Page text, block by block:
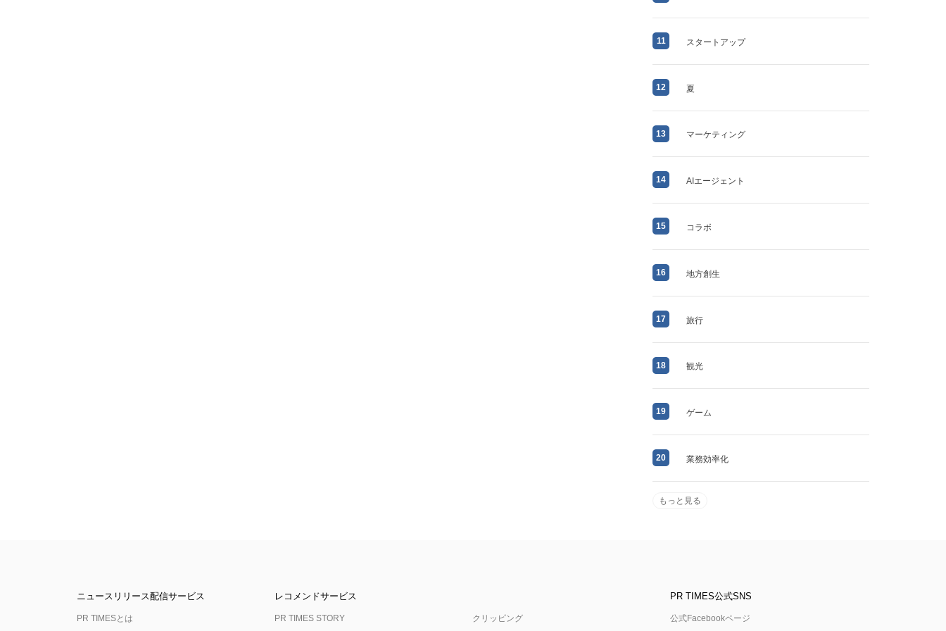
11 スタートアップ
12 夏
13 マーケティング
14 AIエージェント
15 コラボ
16 地方創生
17 旅行
18 観光
19 ゲーム
20 業務効率化
もっと見る
ニュースリリース配信サービス
PR TIMESとは
レコメンドサービス
PR TIMES STORY クリッピング
PR TIMES公式SNS
公式Facebookページ